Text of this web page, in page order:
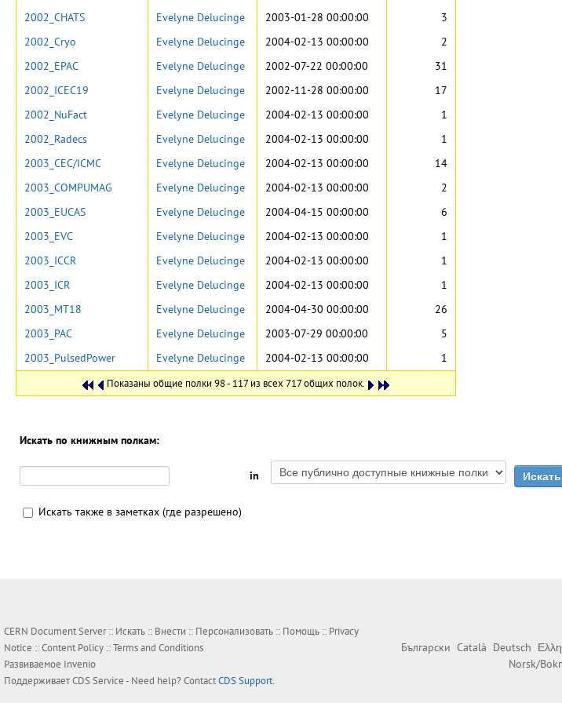
Показаны общие полки 98 - 117 из всех 717 общих полок.
2002_CHATS
Evelyne Delucinge 2003-01-28 00:00:00
3
2002_Cryo
Evelyne Delucinge 2004-02-13 00:00:00
2
2002_EPAC
Evelyne Delucinge 2002-07-22 00:00:00
31
2002_ICEC19
Evelyne Delucinge 2002-11-28 00:00:00
17
2002_NuFact
Evelyne Delucinge 2004-02-13 00:00:00
1
2002_Radecs
Evelyne Delucinge 2004-02-13 00:00:00
1
2003_CEC/ICMC
Evelyne Delucinge 2004-02-13 00:00:00
14
2003_COMPUMAG
Evelyne Delucinge 2004-02-13 00:00:00
2
2003_EUCAS
Evelyne Delucinge 2004-04-15 00:00:00
6
2003_EVC
Evelyne Delucinge 2004-02-13 00:00:00
1
2003_ICCR
Evelyne Delucinge 2004-02-13 00:00:00
1
2003_ICR
Evelyne Delucinge 2004-02-13 00:00:00
1
2003_MT18
Evelyne Delucinge 2004-04-30 00:00:00
26
2003_PAC
Evelyne Delucinge 2003-07-29 00:00:00
5
2003_PulsedPower
Evelyne Delucinge 2004-02-13 00:00:00 1
Искать по книжным полкам:
in
Искать также в заметках (где разрешено)
CERN Document Server :: Искать :: Внести :: Персонализовать :: Помощь :: Privacy
Notice ::Content Policy ::Terms and Conditions
Развиваемое Invenio
ПоддерживаетCDS Service- Need help? ContactCDS Support.
Български Català Deutsch
Norsk/